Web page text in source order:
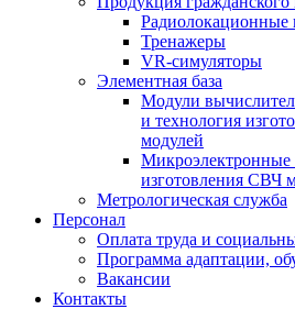
Радиолокационные
Тренажеры
VR-симуляторы
Элементная база
Модули
и технология
модулей
Микроэлектронные
изготовления СВЧ
Метрологическая служба
Персонал
Оплата труда и
Программа адаптации,
Вакансии
Контакты